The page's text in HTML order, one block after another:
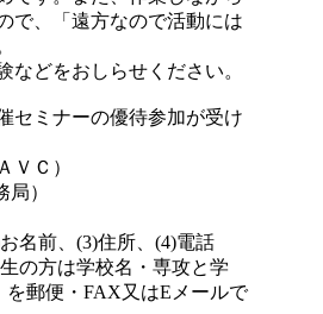
で、「遠方なので活動には
どをおしらせください。
セミナーの優待参加が受け
ＶＣ）
）
名前、(3)住所、(4)電話
方は学校名・専攻と学
便・FAX又はEメールで